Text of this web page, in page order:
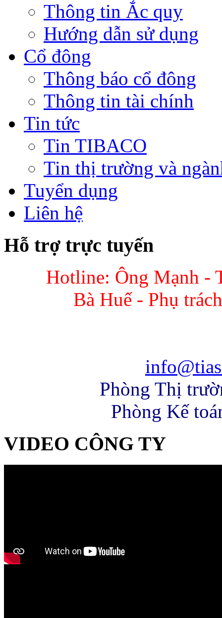
Thông tin Ắc quy
Hướng dẫn sử dụng
Cổ đông
Thông báo cổ đông
Thông tin tài chính
Tin tức
Tin TIBACO
Tin thị trường và
Tuyển dụng
Liên hệ
Hỗ trợ trực tuyến
Hotline: Ông Mạnh -
Bà Huế - Phụ
Phòng Thị
Phòng Kế
VIDEO CÔNG TY